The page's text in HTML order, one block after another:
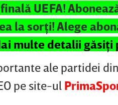
UEFA!
la sorţi! Alege
multe detalii găsiţi
ale partidei
pe site-ul